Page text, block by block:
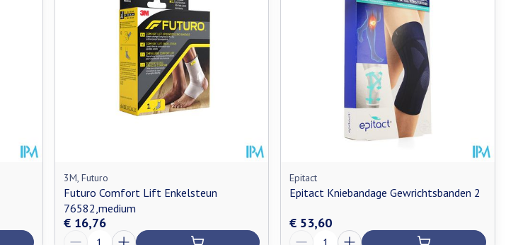
3M, Futuro
Futuro Comfort Lift Enkelsteun
76582,medium
€ 16,76
Aantal
Epitact
Epitact Kniebandage Gewrichtsbanden 2
€ 53,60
Aantal